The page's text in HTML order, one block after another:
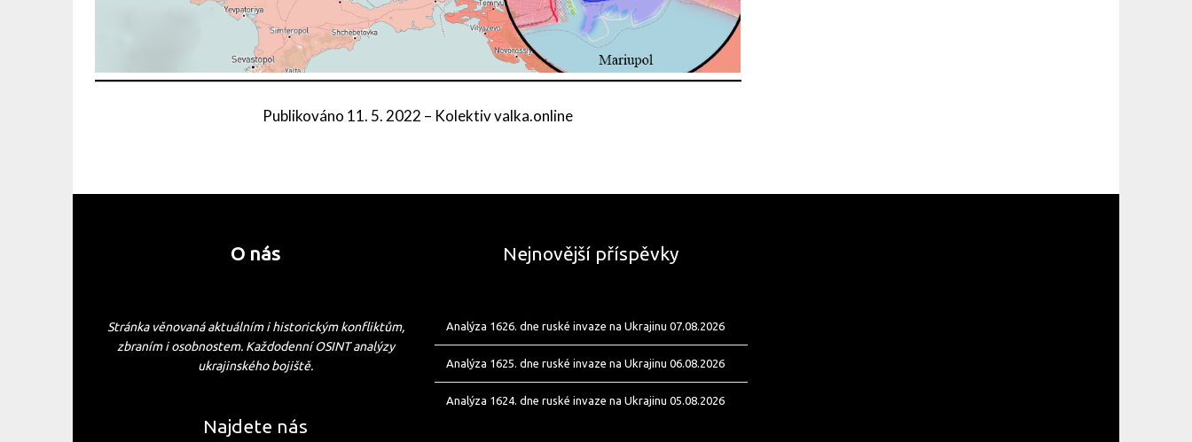
Publikováno 11. 5. 2022 – Kolektiv valka.online
O nás
Stránka věnovaná aktuálním i historickým konfliktům,
zbraním i osobnostem. Každodenní OSINT analýzy
ukrajinského bojiště.
Najdete nás
Nejnovější příspěvky
Analýza 1626. dne ruské invaze na Ukrajinu 07.08.2026
Analýza 1625. dne ruské invaze na Ukrajinu 06.08.2026
Analýza 1624. dne ruské invaze na Ukrajinu 05.08.2026